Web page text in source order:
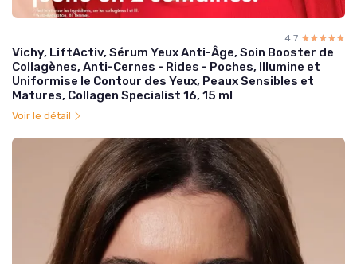
4.7 ☆☆☆☆☆
★★★★★
Vichy, LiftActiv, Sérum Yeux Anti-Âge, Soin Booster de
Collagènes, Anti-Cernes - Rides - Poches, Illumine et
Uniformise le Contour des Yeux, Peaux Sensibles et
Matures, Collagen Specialist 16, 15 ml
Voir le détail